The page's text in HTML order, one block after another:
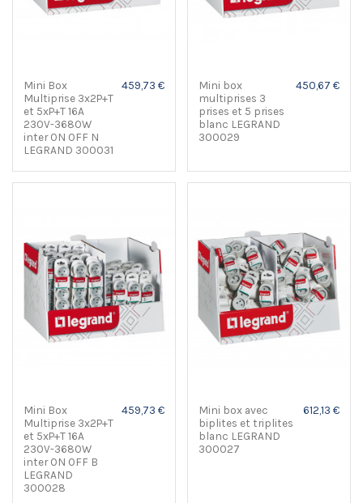
Mini Box
Multiprise 3x2P+T
et 5xP+T 16A
230V-3680W
inter ON OFF N
LEGRAND 300031
459,73 €
Mini box
multiprises 3
prises et 5 prises
blanc LEGRAND
300029
450,67 €
Mini Box
Multiprise 3x2P+T
et 5xP+T 16A
230V-3680W
inter ON OFF B
LEGRAND
300028
459,73 €
Mini box avec
biplites et triplites
blanc LEGRAND
300027
612,13 €